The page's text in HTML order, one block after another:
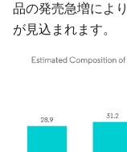
品の発売急増によ
が見込まれます。